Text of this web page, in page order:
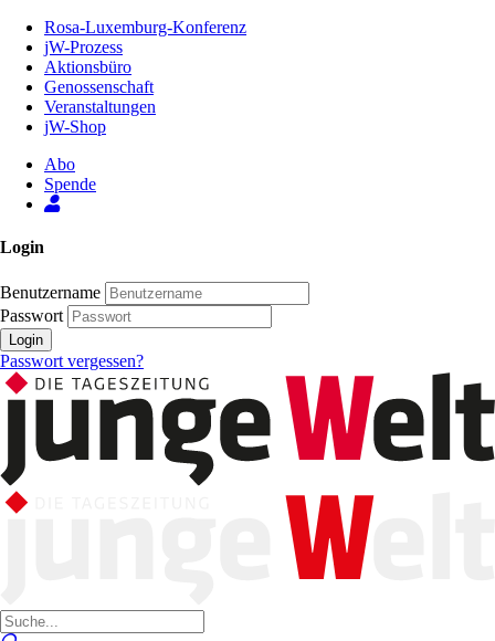
Inhalt
Seite
Rosa-Luxemburg-Konferenz
jW-Prozess
Aktionsbüro
Genossenschaft
Veranstaltungen
jW-Shop
Abo
Spende
Login
Benutzername
Passwort
Login
Passwort vergessen?